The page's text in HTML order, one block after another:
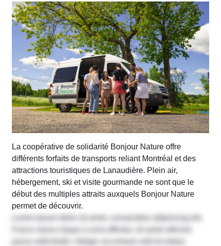
La coopérative de solidarité Bonjour Nature offre
différents forfaits de transports reliant Montréal et des
attractions touristiques de Lanaudière. Plein air,
hébergement, ski et visite gourmande ne sont que le
début des multiples attraits auxquels Bonjour Nature
permet de découvrir.
Lorem ipsum dolor sit amet, consectetur adipiscing elit.
Fusce varius neque a urna efficitur, sit amet ultricies
purus sollicitudin. Integer accumsan velit et metus